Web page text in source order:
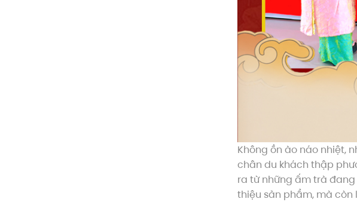
Không ồn ào náo nhiệt,
chân du khách thập
ra từ những ấm trà đang
thiệu sản phẩm, mà còn